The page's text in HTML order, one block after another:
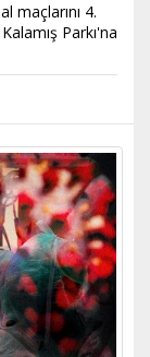
maçlarını 4.
Parkı'na